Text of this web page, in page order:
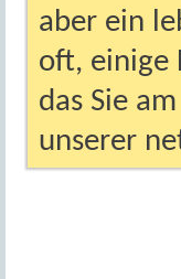
aber ein
oft, einige
das Sie
unserer